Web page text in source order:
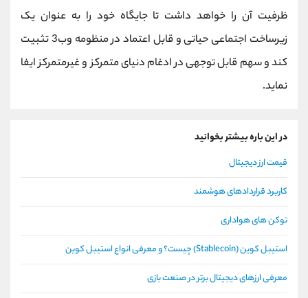
ظرفیت آن را خواهد داشت تا جایگاه خود را به عنوان یک
زیرساخت اجتماعی حیاتی و قابل اعتماد در منظومه وب3 تثبیت
کند و سهم قابل توجهی در ادغام دنیای متمرکز و غیرمتمرکز ایفا
نماید.
در این باره بیشتر بخوانید
قیمت ارز دیجیتال
کاربرد قراردادهای هوشمند
توکن های هواداری
استیبل کوین (Stablecoin) چیست؟ و معرفی انواع استیبل کوین
معرفی ارزهای دیجیتال برتر در صنعت بازی